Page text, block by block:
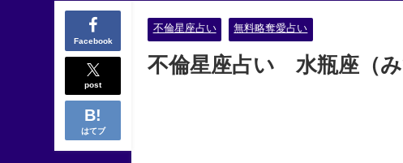
Facebook
post
はてブ
不倫星座占い 無料略奪愛占い
不倫星座占い 水瓶座（